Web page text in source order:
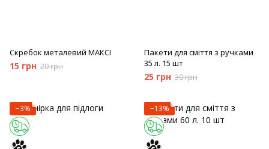
Скребок металевий МАКСІ
15 грн 20 грн
Пакети для сміття з ручками
35 л. 15 шт
25 грн 30 грн
−3% −13%